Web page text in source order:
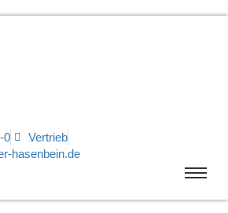
0
Vertrieb
hasenbein.de